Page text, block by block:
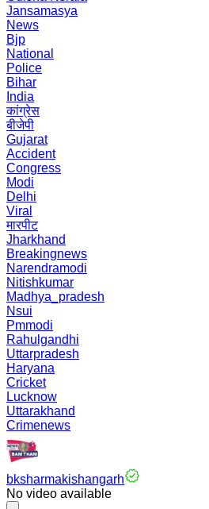
Jansamasya
News
Bjp
National
Police
Bihar
India
कांग्रेस
बीजेपी
Gujarat
Accident
Congress
Modi
Delhi
Viral
मारपीट
Jharkhand
Breakingnews
Narendramodi
Nitishkumar
Madhya_pradesh
Nsui
Pmmodi
Rahulgandhi
Uttarpradesh
Haryana
Cricket
Lucknow
Uttarakhand
Crimenews
bksharmakishangarh
No video available